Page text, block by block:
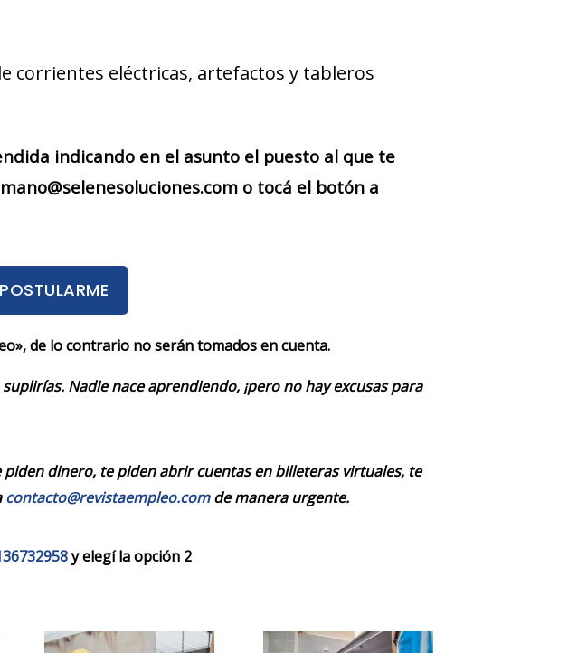
corrientes eléctricas, artefactos y tableros
indicando en el asunto el puesto al que te
o tocá el botón a
de lo contrario no serán tomados en cuenta.
Nadie nace aprendiendo, ¡pero no hay excusas para
dinero, te piden abrir cuentas en billeteras virtuales, te
contacto@revistaempleo.comde manera urgente.
y elegí la opción 2